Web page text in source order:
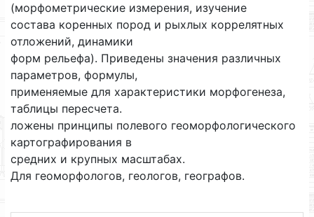
(морфометрические измерения, изучение
состава коренных пород и рыхлых коррелятных
отложений, динамики
форм рельефа). Приведены значения различных
параметров, формулы,
применяемые для характеристики морфогенеза,
таблицы пересчета.
ложены принципы полевого геоморфологического
картографирования в
средних и крупных масштабах.
Для геоморфологов, геологов, географов.